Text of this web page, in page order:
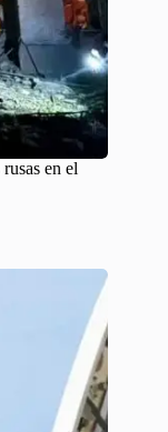
en el